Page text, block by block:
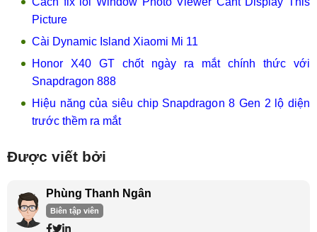
Picture
Cài Dynamic Island Xiaomi Mi 11
Honor X40 GT chốt ngày ra mắt chính thức với
Snapdragon 888
Hiệu năng của siêu chip Snapdragon 8 Gen 2 lộ diện
trước thềm ra mắt
Được viết bởi
Phùng Thanh Ngân
Biên tập viên